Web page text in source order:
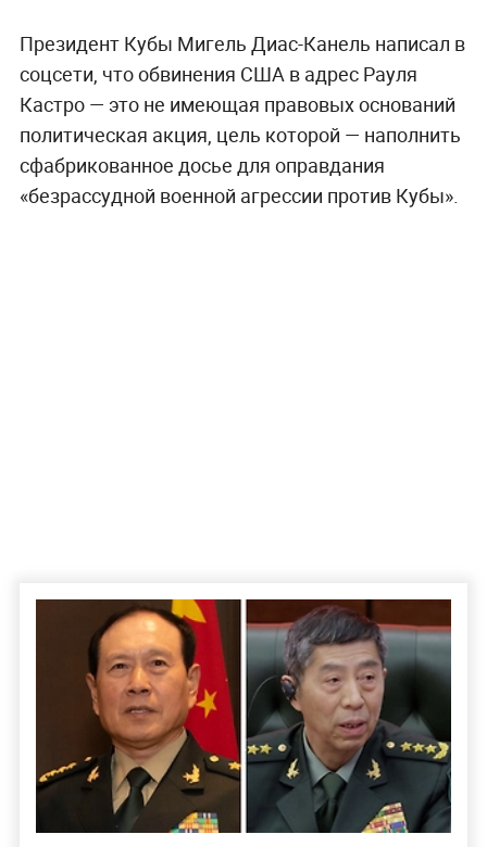
Президент Кубы Мигель Диас-Канель написал в
соцсети, что обвинения США в адрес Рауля
Кастро — это не имеющая правовых оснований
политическая акция, цель которой — наполнить
сфабрикованное досье для оправдания
«безрассудной военной агрессии против Кубы».